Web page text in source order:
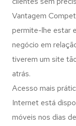
Vantagem
permite-lhe estar
negócio em
tiverem um site
atrás.
Acesso mais
Internet está
móveis nos dias